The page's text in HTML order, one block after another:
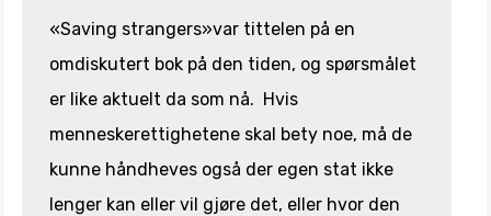
«Saving strangers»var tittelen på en
omdiskutert bok på den tiden, og spørsmålet
er like aktuelt da som nå. Hvis
menneskerettighetene skal bety noe, må de
kunne håndheves også der egen stat ikke
lenger kan eller vil gjøre det, eller hvor den